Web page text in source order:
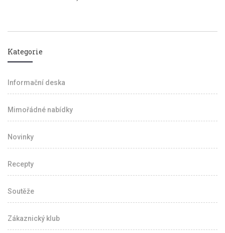
Kategorie
Informační deska
Mimořádné nabídky
Novinky
Recepty
Soutěže
Zákaznický klub